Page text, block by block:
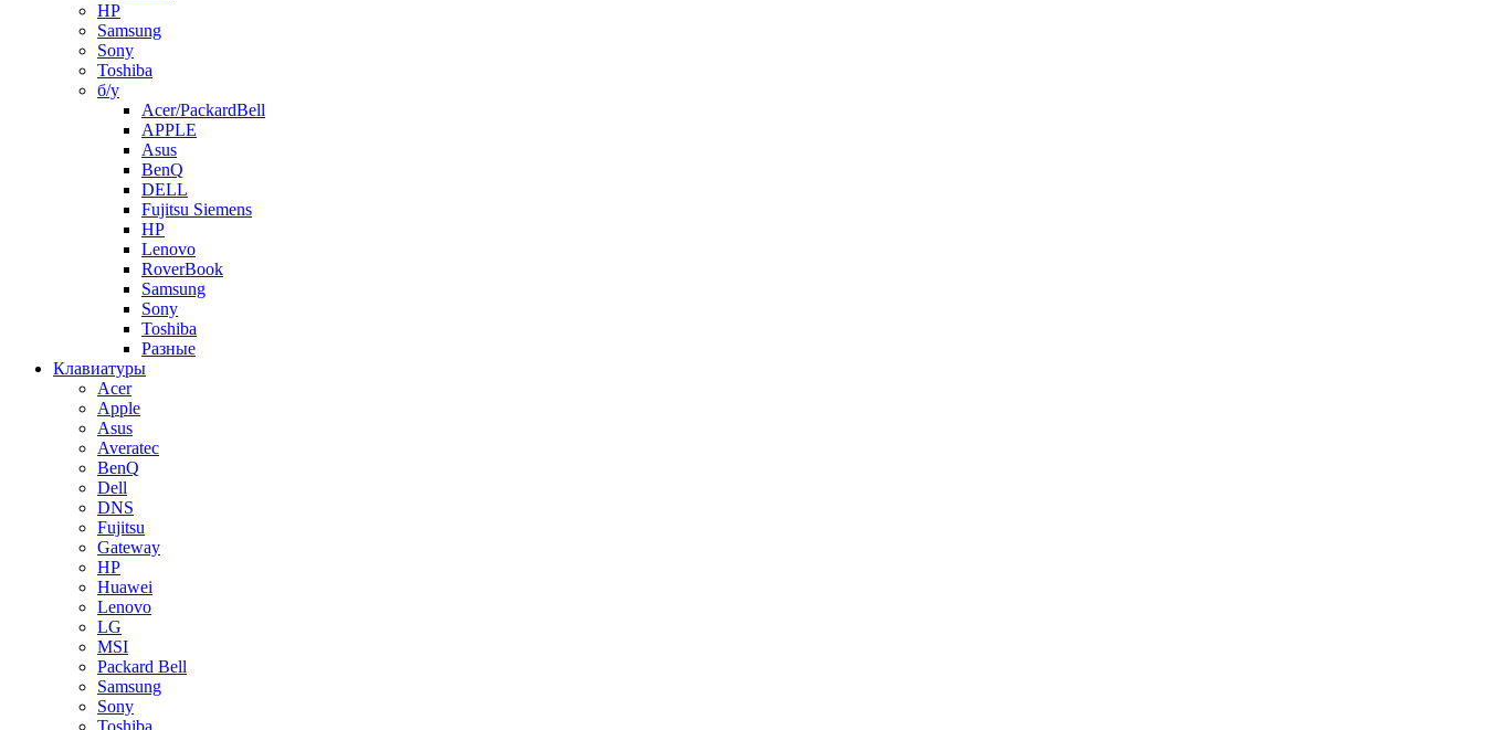
HP
Samsung
Sony
Toshiba
б/у
Acer/PackardBell
APPLE
Asus
BenQ
DELL
Fujitsu Siemens
HP
Lenovo
RoverBook
Samsung
Sony
Toshiba
Разные
Клавиатуры
Acer
Apple
Asus
Averatec
BenQ
Dell
DNS
Fujitsu
Gateway
HP
Huawei
Lenovo
LG
MSI
Packard Bell
Samsung
Sony
Toshiba